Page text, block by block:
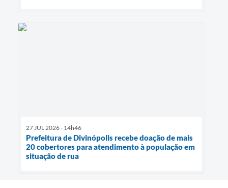
27 JUL 2026 - 14h46
Prefeitura de Divinópolis recebe doação de mais
20 cobertores para atendimento à população em
situação de rua